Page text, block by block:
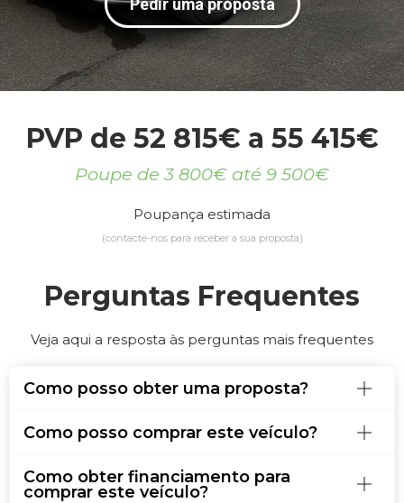
Pedir uma proposta
PVP de 52 815€ a 55 415€
Poupe de 3 800€ até 9 500€
Poupança estimada
(contacte-nos para receber a sua proposta)
Perguntas Frequentes
Veja aqui a resposta às perguntas mais frequentes
Como posso obter uma proposta?
Como posso comprar este veículo?
Como obter financiamento para
comprar este veículo?